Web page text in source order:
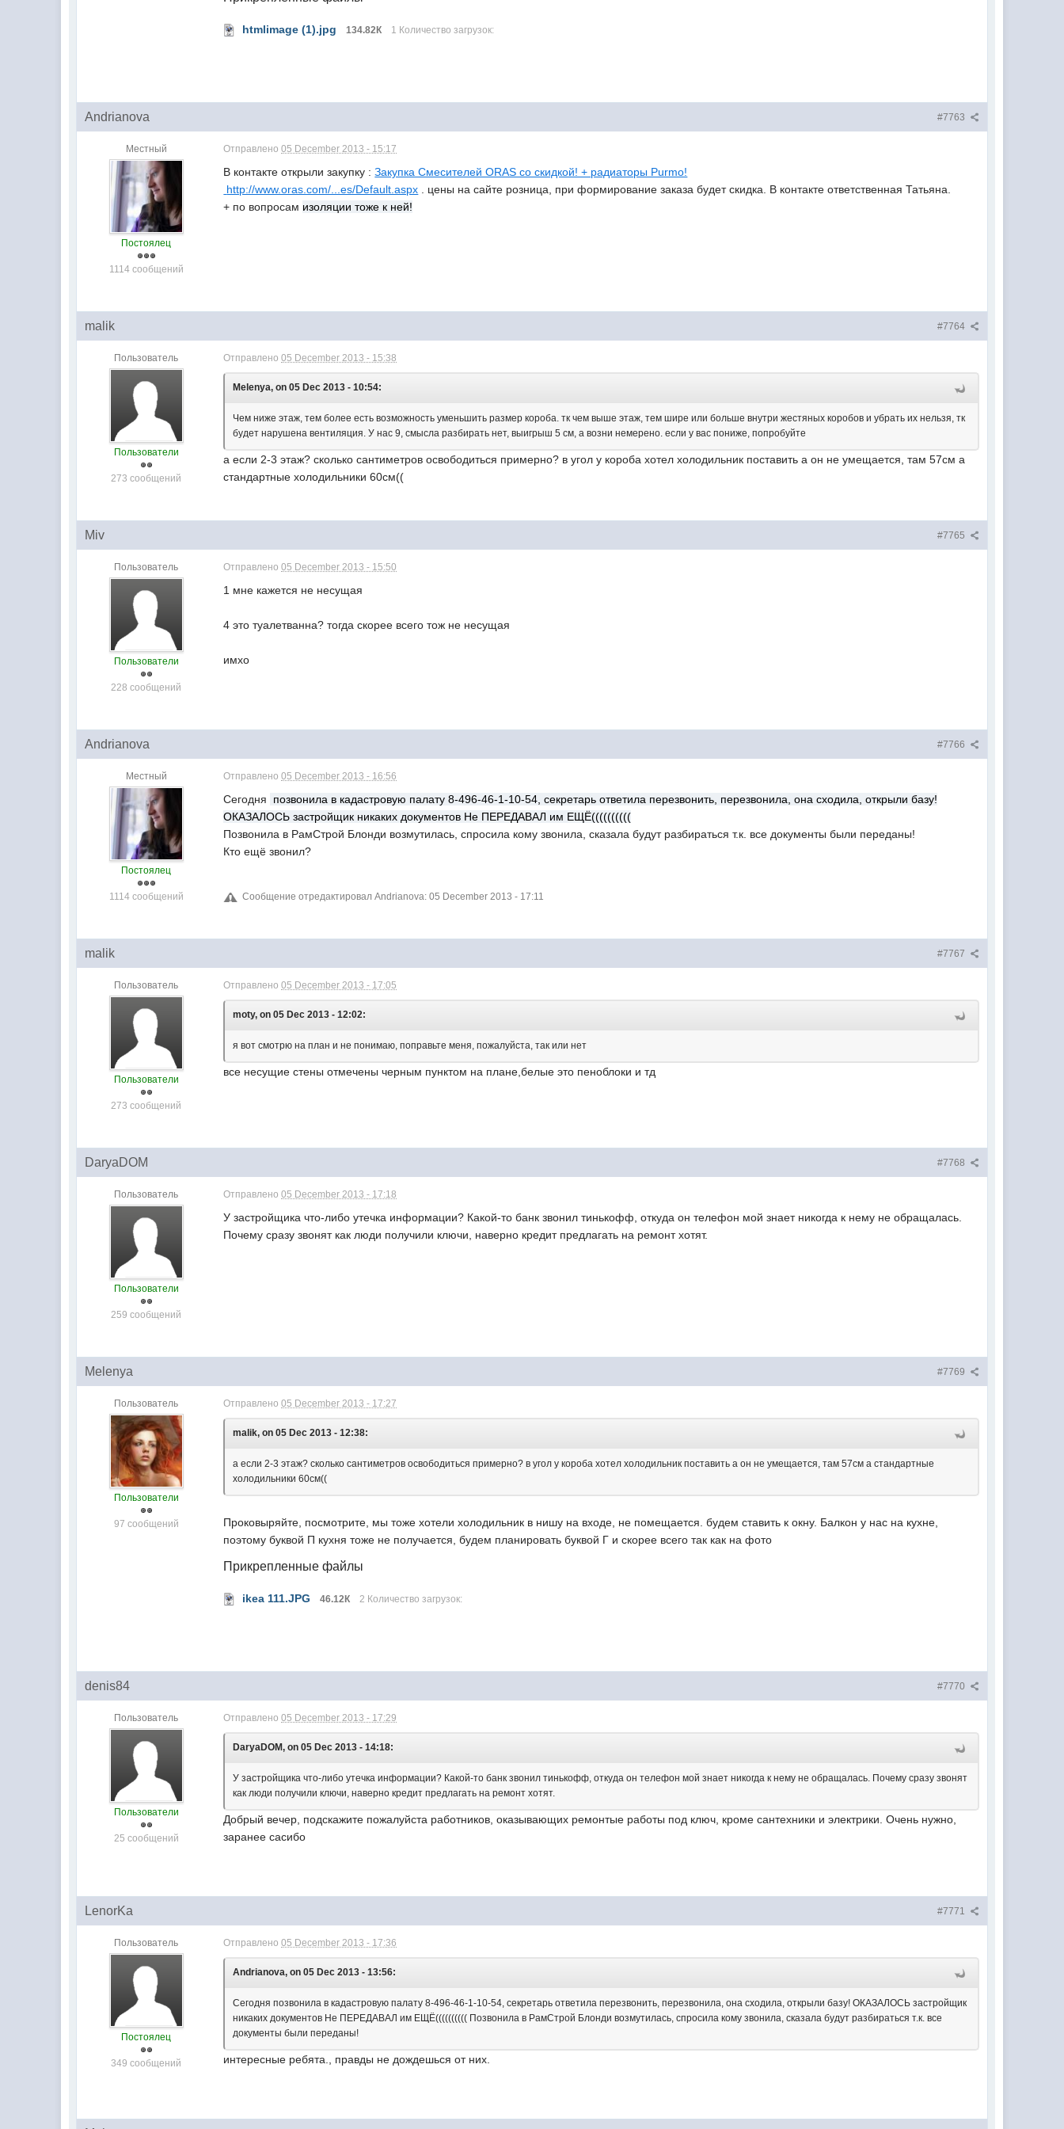
htmlimage (1).jpg 134.82К 1 Количество загрузок:
#7763
Andrianova
Местный
Постоялец
1114 сообщений
Отправлено05 December 2013 - 15:17
В контакте открыли закупку :Закупка Смесителей ORAS со скидкой! + радиаторы Purmo!
http://www.oras.com/...es/Default.aspx . цены на сайте розница, при формирование заказа будет скидка. В контакте ответственная Татьяна.
+ по вопросам изоляции тоже к ней!
#7764
malik
Пользователь
Пользователи
273 сообщений
Отправлено05 December 2013 - 15:38
Melenya, on 05 Dec 2013 - 10:54:
Чем ниже этаж, тем более есть возможность уменьшить размер короба. тк чем выше этаж, тем шире или больше внутри жестяных коробов и убрать их нельзя, тк
будет нарушена вентиляция. У нас 9, смысла разбирать нет, выигрыш 5 см, а возни немерено. если у вас пониже, попробуйте
а если 2-3 этаж? сколько сантиметров освободиться примерно? в угол у короба хотел холодильник поставить а он не умещается, там 57см а
стандартные холодильники 60см((
#7765
Miv
Пользователь
Пользователи
228 сообщений
Отправлено05 December 2013 - 15:50
1 мне кажется не несущая
4 это туалетванна? тогда скорее всего тож не несущая
имхо
#7766
Andrianova
Местный
Постоялец
1114 сообщений
Отправлено05 December 2013 - 16:56
Сегодня
позвонила в кадастровую палату 8-496-46-1-10-54, секретарь ответила перезвонить, перезвонила, она сходила, открыли базу!
ОКАЗАЛОСЬ застройщик никаких документов Не ПЕРЕДАВАЛ им ЕЩЁ((((((((((
Позвонила в РамСтрой Блонди возмутилась, спросила кому звонила, сказала будут разбираться т.к. все документы были переданы!
Кто ещё звонил?
Сообщение отредактировал Andrianova: 05 December 2013 - 17:11
#7767
malik
Пользователь
Пользователи
273 сообщений
Отправлено05 December 2013 - 17:05
moty, on 05 Dec 2013 - 12:02:
я вот смотрю на план и не понимаю, поправьте меня, пожалуйста, так или нет
все несущие стены отмечены черным пунктом на плане,белые это пеноблоки и тд
#7768
DaryaDOM
Пользователь
Пользователи
259 сообщений
Отправлено05 December 2013 - 17:18
У застройщика что-либо утечка информации? Какой-то банк звонил тинькофф, откуда он телефон мой знает никогда к нему не обращалась.
Почему сразу звонят как люди получили ключи, наверно кредит предлагать на ремонт хотят.
#7769
Melenya
Пользователь
Пользователи
97 сообщений
Отправлено05 December 2013 - 17:27
malik, on 05 Dec 2013 - 12:38:
а если 2-3 этаж? сколько сантиметров освободиться примерно? в угол у короба хотел холодильник поставить а он не умещается, там 57см а стандартные
холодильники 60см((
Проковыряйте, посмотрите, мы тоже хотели холодильник в нишу на входе, не помещается. будем ставить к окну. Балкон у нас на кухне,
поэтому буквой П кухня тоже не получается, будем планировать буквой Г и скорее всего так как на фото
Прикрепленные файлы
ikea 111.JPG 46.12К 2 Количество загрузок:
#7770
denis84
Пользователь
Пользователи
25 сообщений
Отправлено05 December 2013 - 17:29
DaryaDOM, on 05 Dec 2013 - 14:18:
У застройщика что-либо утечка информации? Какой-то банк звонил тинькофф, откуда он телефон мой знает никогда к нему не обращалась. Почему сразу звонят
как люди получили ключи, наверно кредит предлагать на ремонт хотят.
Добрый вечер, подскажите пожалуйста работников, оказывающих ремонтые работы под ключ, кроме сантехники и электрики. Очень нужно,
заранее сасибо
#7771
LenorKa
Пользователь
Постоялец
349 сообщений
Отправлено05 December 2013 - 17:36
Andrianova, on 05 Dec 2013 - 13:56:
Сегодня позвонила в кадастровую палату 8-496-46-1-10-54, секретарь ответила перезвонить, перезвонила, она сходила, открыли базу! ОКАЗАЛОСЬ застройщик
никаких документов Не ПЕРЕДАВАЛ им ЕЩЁ(((((((((( Позвонила в РамСтрой Блонди возмутилась, спросила кому звонила, сказала будут разбираться т.к. все
документы были переданы!
интересные ребята., правды не дождешься от них.